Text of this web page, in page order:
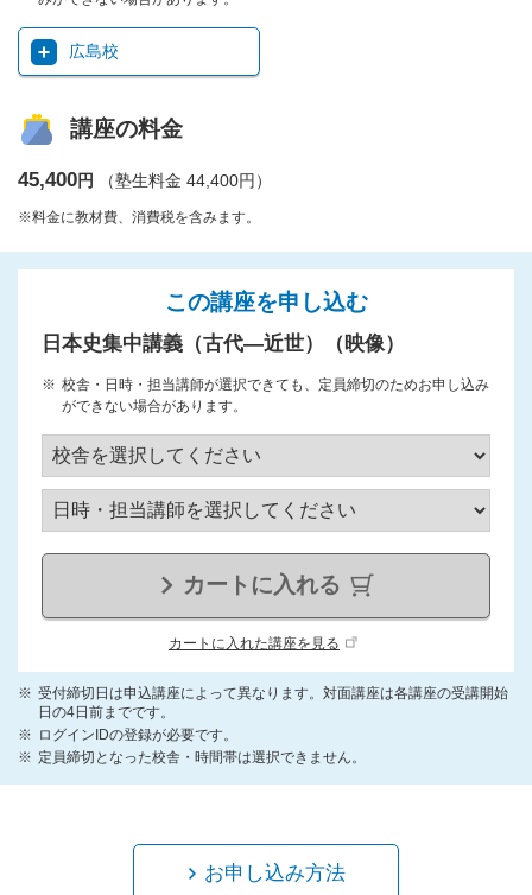
広島校
講座の料金
45,400円 （塾生料金 44,400円）
※料金に教材費、消費税を含みます。
この講座を申し込む
日本史集中講義（古代―近世）（映像）
校舎・日時・担当講師が選択できても、定員締切のためお申し込み
ができない場合があります。
カートに入れる
カートに入れた講座を見る
受付締切日は申込講座によって異なります。対面講座は各講座の受講開始
日の4日前までです。
ログインIDの登録が必要です。
定員締切となった校舎・時間帯は選択できません。
お申し込み方法